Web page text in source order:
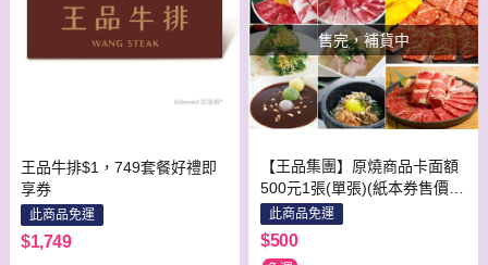
王品牛排$1，749套餐好禮即
享券
此商品免運
$1,749
售完，補貨中
【王品集團】原燒商品卡面額
500元1張(單張)(紙本券售價含
平台物流處理費用)
此商品免運
$500